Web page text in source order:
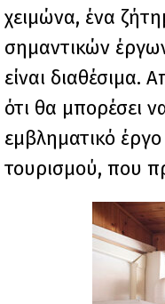
χειμώνα, ένα
σημαντικών
είναι διαθέσιμα.
ότι θα μπορέσει
εμβληματικό
τουρισμού, που